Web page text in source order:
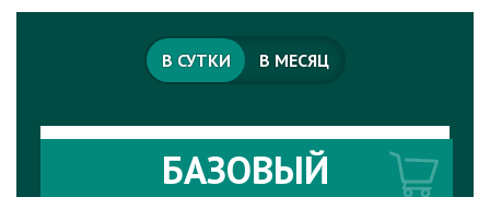
В СУТКИ В МЕСЯЦ
БАЗОВЫЙ
БАЗОВЫЙ